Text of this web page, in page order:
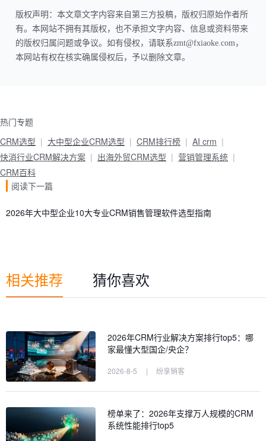
版权声明：本文章文字内容来自第三方投稿，版权归原始作者所
有。本网站不拥有其版权，也不承担文字内容、信息或资料带来
的版权归属问题或争议。如有侵权，请联系zmt@fxiaoke.com，
本网站有权在核实确属侵权后，予以删除文章。
热门专题
CRM选型
大中型企业CRM选型 CRM排行榜
AI crm
快消行业CRM解决方案
出海外贸CRM选型
营销管理系统
CRM百科
阅读下一篇
2026年大中型企业10大专业CRM销售管理软件选型指南
相关推荐 猜你喜欢
2026年CRM行业解决方案排行top5：哪
家最懂大型国企/央企？
2026-8-5 | 纷享销客
榜单来了：2026年支撑万人规模的CRM
系统性能排行top5